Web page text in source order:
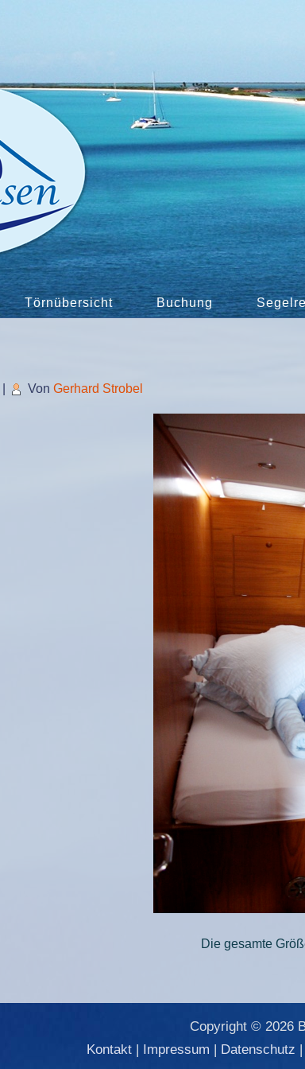
Törnübersicht Buchung
Von Gerhard Strobel
Die gesamte
Copyright © 2026
Kontakt| Impressum | Datenschutz |